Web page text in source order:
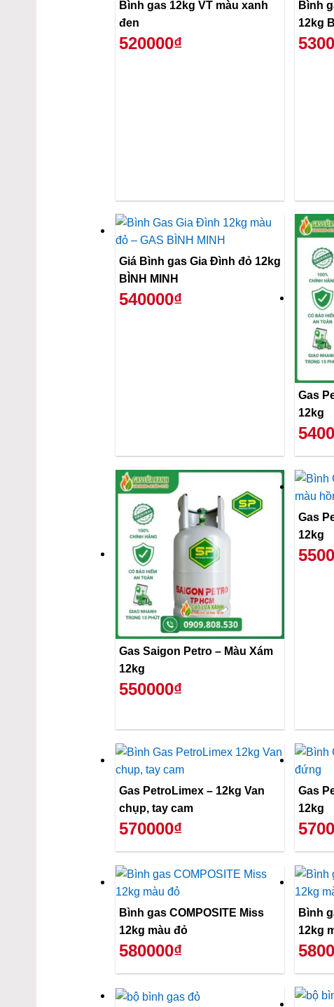
Bình gas 12kg VT màu xanh
đen
520000₫
Bình
12kg
Giá Bình gas Gia Đình đỏ 12kg
BÌNH MINH
540000₫
Gas
12kg
Gas Saigon Petro – Màu Xám
12kg
550000₫
Gas
12kg
Gas PetroLimex – 12kg Van
chụp, tay cam
570000₫
Gas
12kg
Bình gas COMPOSITE Miss
12kg màu đỏ
580000₫
Bình
12kg